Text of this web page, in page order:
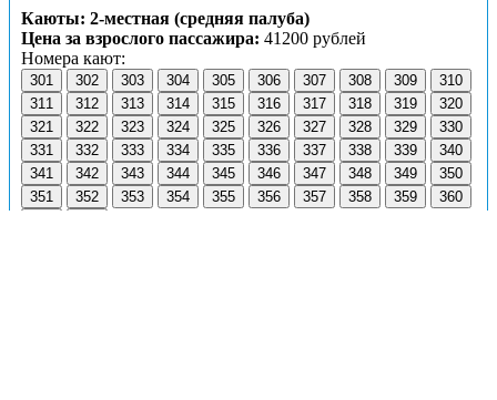
Каюты: 2-местная (средняя палуба)
Цена за взрослого пассажира: 41200 рублей
Номера кают:
301 302 303 304 305 306 307 308 309
310
311
312 313 314 315 316 317 318 319
320
321
322 323 324 325 326 327 328 329
330
331
332 333 334 335 336 337 338 339
340
341
342 343 344 345 346 347 348 349
350
351
352 353 354 355 356 357 358 359
360